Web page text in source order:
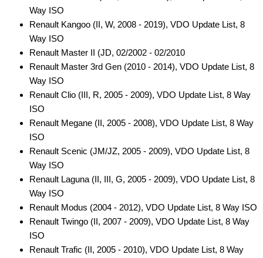
für Chevrolet
für Chrysler
für Citroen
für DAF
für Dodge
für Fiat
für Ford
für General Motors
für Honda
für Hyundai
für Iveco
Way ISO
Renault Kangoo (II, W, 2008 - 2019), VDO Update List, 8
Way ISO
Renault Master II (JD, 02/2002 - 02/2010
Renault Master 3rd Gen (2010 - 2014), VDO Update List, 8
Way ISO
Renault Clio (III, R, 2005 - 2009), VDO Update List, 8 Way
ISO
Renault Megane (II, 2005 - 2008), VDO Update List, 8 Way
ISO
Renault Scenic (JM/JZ, 2005 - 2009), VDO Update List, 8
Way ISO
Renault Laguna (II, III, G, 2005 - 2009), VDO Update List, 8
Way ISO
Renault Modus (2004 - 2012), VDO Update List, 8 Way ISO
Renault Twingo (II, 2007 - 2009), VDO Update List, 8 Way
ISO
Renault Trafic (II, 2005 - 2010), VDO Update List, 8 Way